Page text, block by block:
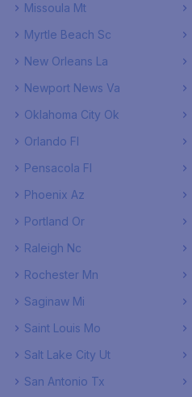
Missoula Mt
Myrtle Beach Sc
New Orleans La
Newport News Va
Oklahoma City Ok
Orlando Fl
Pensacola Fl
Phoenix Az
Portland Or
Raleigh Nc
Rochester Mn
Saginaw Mi
Saint Louis Mo
Salt Lake City Ut
San Antonio Tx